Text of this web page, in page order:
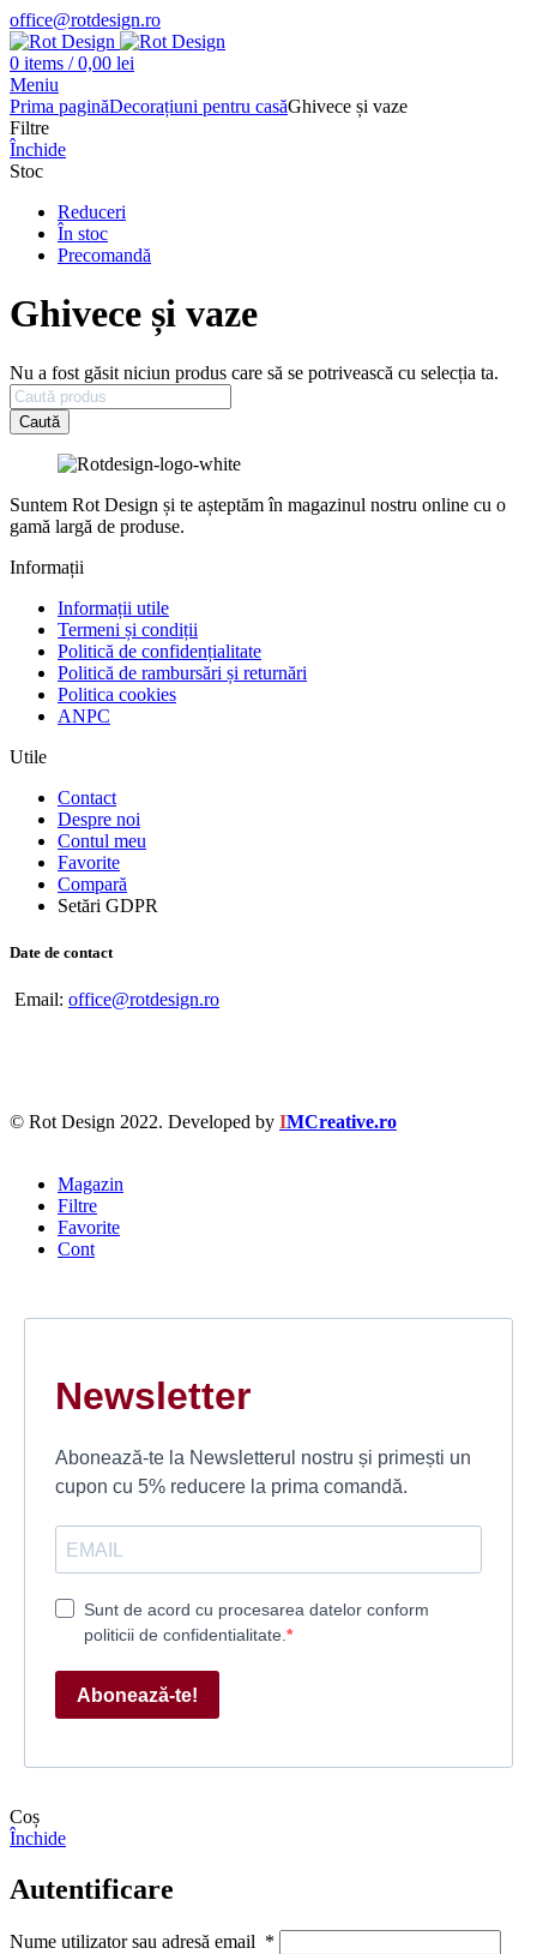
office@rotdesign.ro
0 items / 0,00 lei
Meniu
Prima paginăDecorațiuni pentru casăGhivece și vaze
Filtre
Închide
Stoc
Reduceri
În stoc
Precomandă
Ghivece și vaze
Nu a fost găsit niciun produs care să se potrivească cu selecția ta.
Caută
Suntem Rot Design și te așteptăm în magazinul nostru online cu o
gamă largă de produse.
Informații
Informații utile
Termeni și condiții
Politică de confidențialitate
Politică de rambursări și returnări
Politica cookies
ANPC
Utile
Contact
Despre noi
Contul meu
Favorite
Compară
Setări GDPR
Date de contact
Email: office@rotdesign.ro
© Rot Design 2022. Developed by IMCreative.ro
Magazin
Filtre
Favorite
Cont
Newsletter
Abonează-te la Newsletterul nostru și primești un
cupon cu 5% reducere la prima comandă.
Sunt de acord cu procesarea datelor conform
politicii de confidentialitate.
Abonează-te!
Coș
Închide
Autentificare
Nume utilizator sau adresă email *